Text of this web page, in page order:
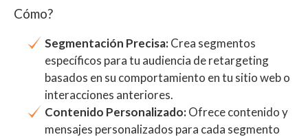
Cómo?
Segmentación Precisa:Crea segmentos
específicos para tu audiencia de retargeting
basados en su comportamiento en tu sitio web o
interacciones anteriores.
Contenido Personalizado:Ofrece contenido y
mensajes personalizados para cada segmento